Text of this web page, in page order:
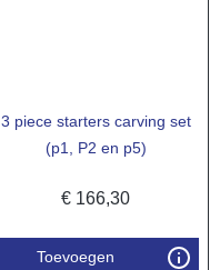
3 piece starters carving set
(p1, P2 en p5)
€ 166,30
Toevoegen